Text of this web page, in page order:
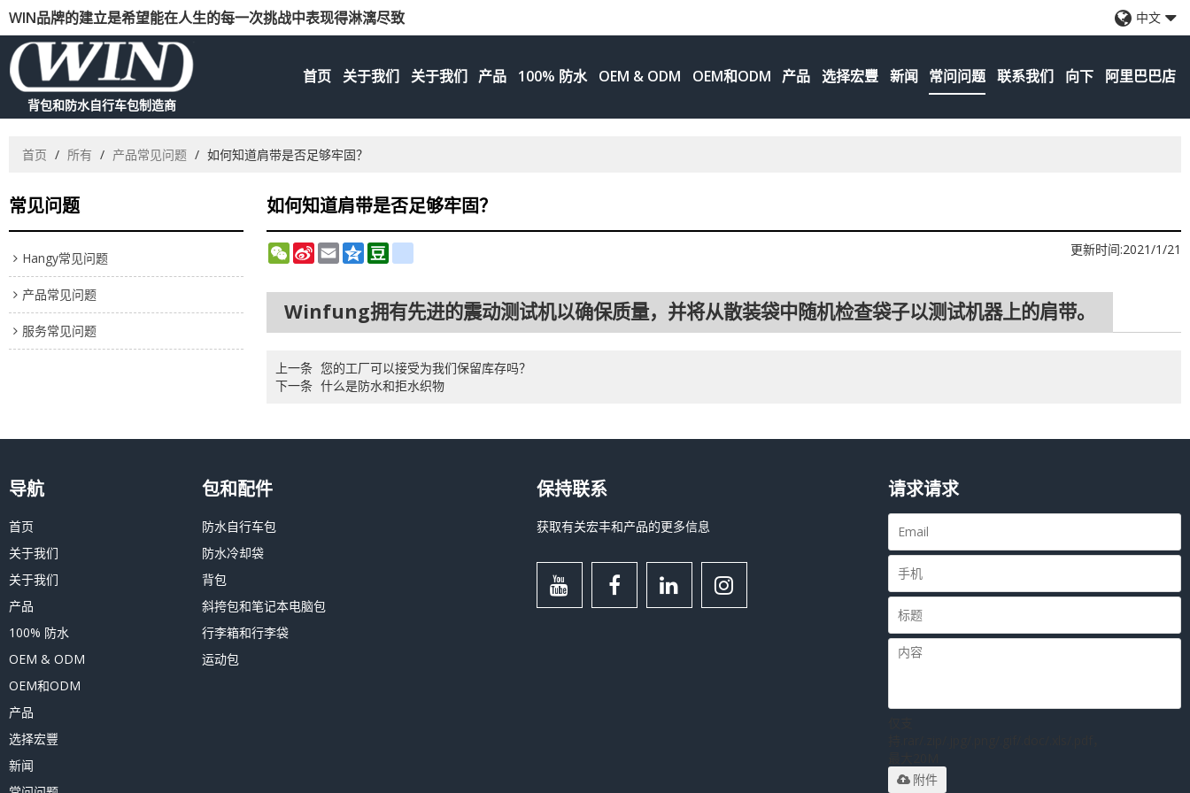
WIN品牌的建立是希望能在人生的每一次挑战中表现得淋漓尽致 中文
背包和防水自行车包制造商
首页 关于我们 关于我们 产品 100% 防水 OEM & ODM OEM和ODM 产品 选择宏豐 新闻 常问问题 联系我们 向下 阿里巴巴店
首页 / 所有 / 产品常见问题 / 如何知道肩带是否足够牢固？
常见问题
Hangy常见问题
产品常见问题
服务常见问题
如何知道肩带是否足够牢固？
WeChat
Sina
Weibo
EmailQzoneDouban 更新时间:2021/1/21
Winfung拥有先进的震动测试机以确保质量，并将从散装袋中随机检查袋子以测试机器上的肩带。
上一条 您的工厂可以接受为我们保留库存吗？
下一条 什么是防水和拒水织物
导航
首页
关于我们
关于我们
产品
100% 防水
OEM & ODM
OEM和ODM
产品
选择宏豐
新闻
包和配件
防水自行车包
防水冷却袋
背包
斜挎包和笔记本电脑包
行李箱和行李袋
运动包
保持联系
获取有关宏丰和产品的更多信息
请求请求
附件